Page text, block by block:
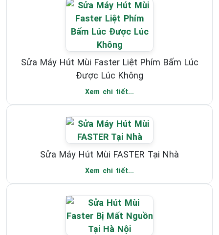
Sửa Máy Hút Mùi Faster Liệt Phím Bấm Lúc
Được Lúc Không
Xem chi tiết...
Sửa Máy Hút Mùi FASTER Tại Nhà
Xem chi tiết...